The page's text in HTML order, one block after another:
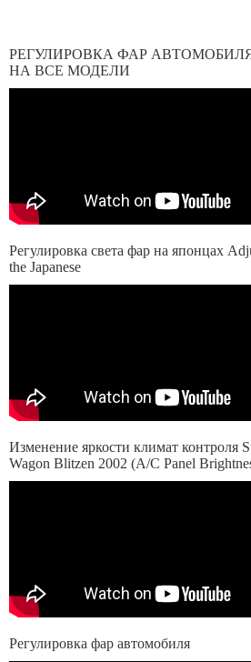
РЕГУЛИРОВКА ФАР
НА ВСЕ МОДЕЛИ
Регулировка света фар на японцах
the Japanese
Изменение яркости климат контроля
Wagon Blitzen 2002 (A/C Panel
Регулировка фар автомобиля